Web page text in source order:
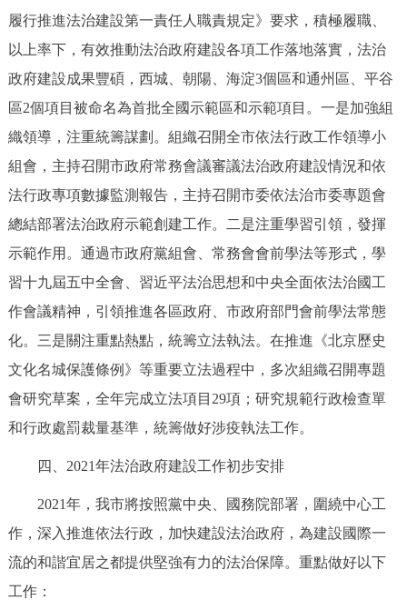
履行推進法治建設第一責任人職責規定》要求，積極履職、
以上率下，有效推動法治政府建設各項工作落地落實，法治
政府建設成果豐碩，西城、朝陽、海淀3個區和通州區、平谷
區2個項目被命名為首批全國示範區和示範項目。一是加強組
織領導，注重統籌謀劃。組織召開全市依法行政工作領導小
組會，主持召開市政府常務會議審議法治政府建設情況和依
法行政專項數據監測報告，主持召開市委依法治市委專題會
總結部署法治政府示範創建工作。二是注重學習引領，發揮
示範作用。通過市政府黨組會、常務會會前學法等形式，學
習十九屆五中全會、習近平法治思想和中央全面依法治國工
作會議精神，引領推進各區政府、市政府部門會前學法常態
化。三是關注重點熱點，統籌立法執法。在推進《北京歷史
文化名城保護條例》等重要立法過程中，多次組織召開專題
會研究草案，全年完成立法項目29項；研究規範行政檢查單
和行政處罰裁量基準，統籌做好涉疫執法工作。
四、2021年法治政府建設工作初步安排
2021年，我市將按照黨中央、國務院部署，圍繞中心工
作，深入推進依法行政，加快建設法治政府，為建設國際一
流的和諧宜居之都提供堅強有力的法治保障。重點做好以下
工作：